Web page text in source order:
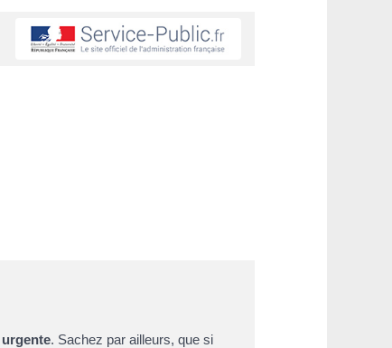
. Sachez par ailleurs, que si